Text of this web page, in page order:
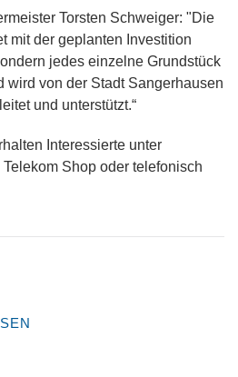
Torsten Schweiger: "Die
mit der geplanten Investition
jedes einzelne Grundstück
wird von der Stadt Sangerhausen
und unterstützt.“
Interessierte unter
Shop oder telefonisch